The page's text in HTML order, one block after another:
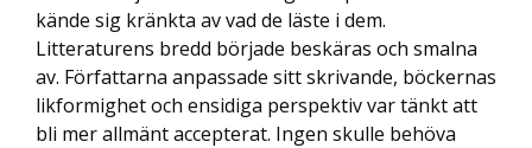
kände sig kränkta av vad de läste i dem.
Litteraturens bredd började beskäras och smalna
av. Författarna anpassade sitt skrivande, böckernas
likformighet och ensidiga perspektiv var tänkt att
bli mer allmänt accepterat. Ingen skulle behöva